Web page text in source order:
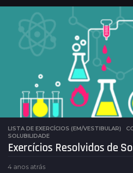
o
t
r
LISTA DE EXERCÍCIOS (EM/VESTIBULAR)
SOLUBILIDADE
Exercícios Resolvidos de
4 anos atrás